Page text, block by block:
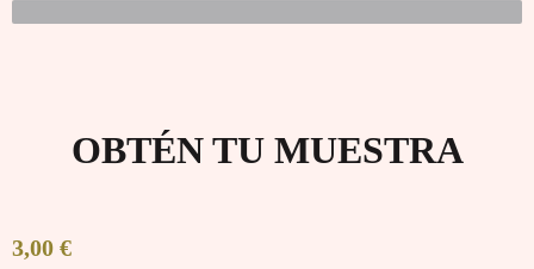
OBTÉN TU MUESTRA
3,00 €